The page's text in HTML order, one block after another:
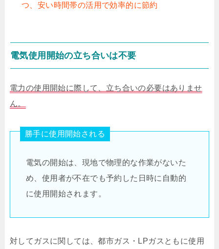
つ、安い時間帯の活用で効率的に節約
電気使用開始の立ち合いは不要
電力の使用開始に際して、立ち合いの必要はありませ
ん。
勝手に使用開始される
電気の開始は、現地で物理的な作業がないた
め、使用者が不在でも予約した日時に自動的
に使用開始されます。
対してガスに関しては、都市ガス・LPガスともに使用